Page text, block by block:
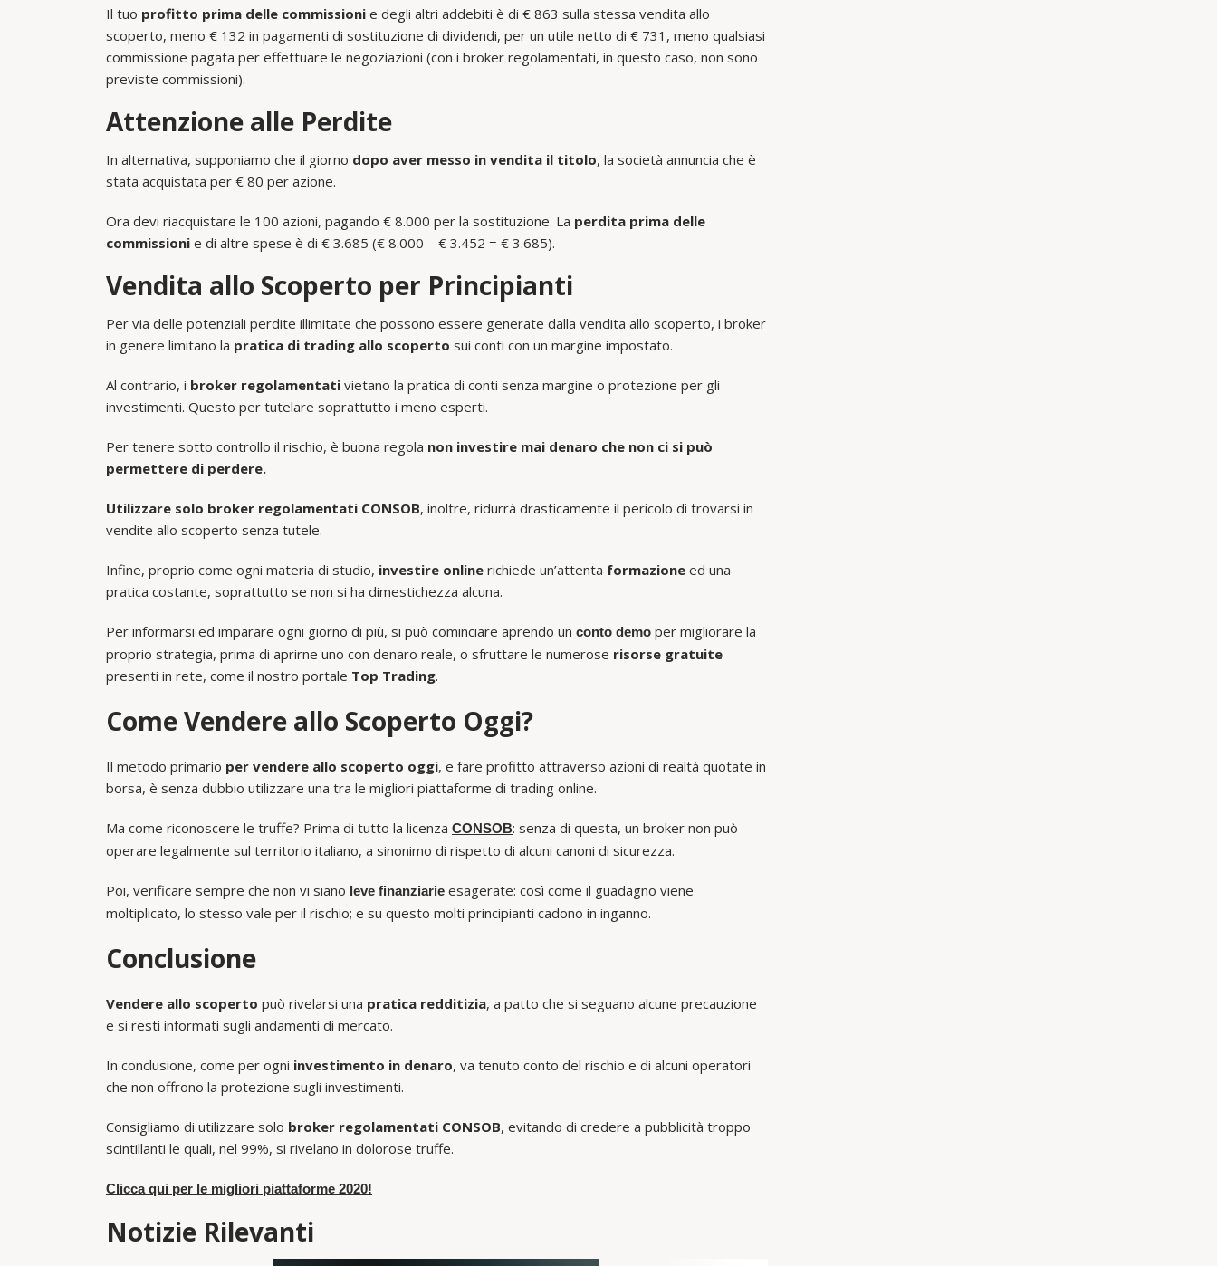
Il tuo profitto prima delle commissioni e degli altri addebiti è di € 863 sulla stessa vendita allo
scoperto, meno € 132 in pagamenti di sostituzione di dividendi, per un utile netto di € 731, meno qualsiasi
commissione pagata per effettuare le negoziazioni (con i broker regolamentati, in questo caso, non sono
previste commissioni).
Attenzione alle Perdite
In alternativa, supponiamo che il giorno dopo aver messo in vendita il titolo, la società annuncia che è
stata acquistata per € 80 per azione.
Ora devi riacquistare le 100 azioni, pagando € 8.000 per la sostituzione. La perdita prima delle
commissioni e di altre spese è di € 3.685 (€ 8.000 – € 3.452 = € 3.685).
Vendita allo Scoperto per Principianti
Per via delle potenziali perdite illimitate che possono essere generate dalla vendita allo scoperto, i broker
in genere limitano la pratica di trading allo scoperto sui conti con un margine impostato.
Al contrario, i broker regolamentati vietano la pratica di conti senza margine o protezione per gli
investimenti. Questo per tutelare soprattutto i meno esperti.
Per tenere sotto controllo il rischio, è buona regola non investire mai denaro che non ci si può
permettere di perdere.
Utilizzare solo broker regolamentati CONSOB, inoltre, ridurrà drasticamente il pericolo di trovarsi in
vendite allo scoperto senza tutele.
Infine, proprio come ogni materia di studio, investire online richiede un’attenta formazione ed una
pratica costante, soprattutto se non si ha dimestichezza alcuna.
Per informarsi ed imparare ogni giorno di più, si può cominciare aprendo un conto demo per migliorare la
proprio strategia, prima di aprirne uno con denaro reale, o sfruttare le numerose risorse gratuite
presenti in rete, come il nostro portale Top Trading.
Come Vendere allo Scoperto Oggi?
Il metodo primario per vendere allo scoperto oggi, e fare profitto attraverso azioni di realtà quotate in
borsa, è senza dubbio utilizzare una tra le migliori piattaforme di trading online.
Ma come riconoscere le truffe? Prima di tutto la licenza CONSOB: senza di questa, un broker non può
operare legalmente sul territorio italiano, a sinonimo di rispetto di alcuni canoni di sicurezza.
Poi, verificare sempre che non vi siano leve finanziarie esagerate: così come il guadagno viene
moltiplicato, lo stesso vale per il rischio; e su questo molti principianti cadono in inganno.
Conclusione
Vendere allo scoperto può rivelarsi una pratica redditizia, a patto che si seguano alcune precauzione
e si resti informati sugli andamenti di mercato.
In conclusione, come per ogni investimento in denaro, va tenuto conto del rischio e di alcuni operatori
che non offrono la protezione sugli investimenti.
Consigliamo di utilizzare solo broker regolamentati CONSOB, evitando di credere a pubblicità troppo
scintillanti le quali, nel 99%, si rivelano in dolorose truffe.
Clicca qui per le migliori piattaforme 2020!
Notizie Rilevanti